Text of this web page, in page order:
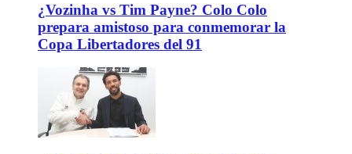
¿Vozinha vs Tim Payne? Colo Colo
prepara amistoso para conmemorar la
Copa Libertadores del 91